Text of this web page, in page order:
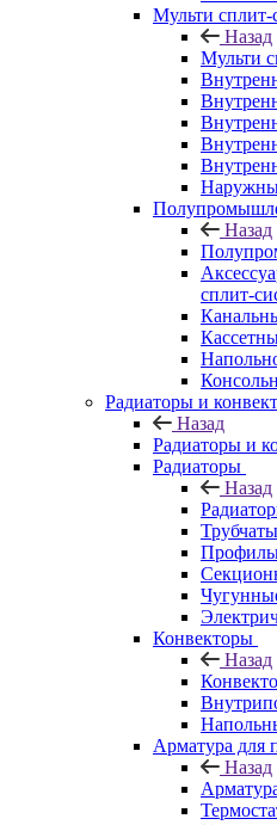
Мульти сплит-
Назад
Мульти
Назад
сплит-
Радиаторы и
Назад
Радиаторы и
Радиаторы
Назад
Конвекторы
Назад
Арматура для
Назад